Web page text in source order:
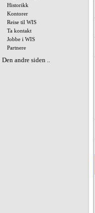
Historikk
Kontorer
Reise til WIS
Ta kontakt
Jobbe i WIS
Partnere
Den andre siden ..